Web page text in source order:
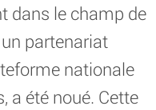
dans le champ de
partenariat
nationale
a été noué. Cette